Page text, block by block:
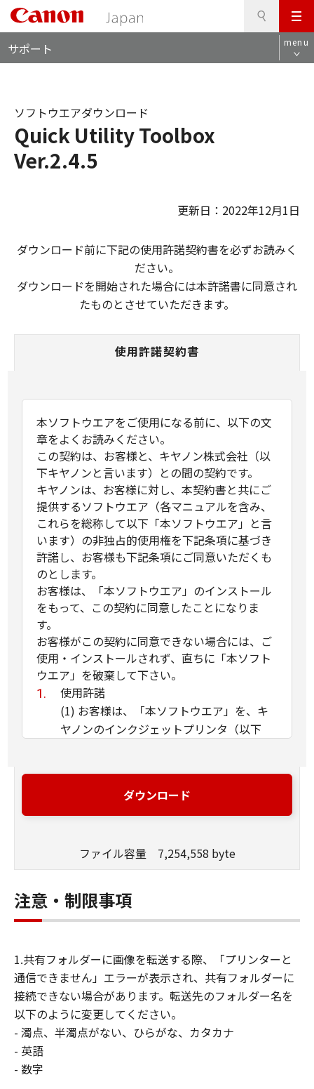
メ
ニ
ュ
サポート menu
Quick Utility Toolbox
Ver.2.4.5
ソフトウエアダウンロード
更新日：2022年12月1日
ダウンロード前に下記の使用許諾契約書を必ずお読みく
ださい。
ダウンロードを開始された場合には本許諾書に同意され
たものとさせていただきます。
使用許諾契約書
本ソフトウエアをご使用になる前に、以下の文
章をよくお読みください。
この契約は、お客様と、キヤノン株式会社（以
下キヤノンと言います）との間の契約です。
キヤノンは、お客様に対し、本契約書と共にご
提供するソフトウエア（各マニュアルを含み、
これらを総称して以下「本ソフトウエア」と言
います）の非独占的使用権を下記条項に基づき
許諾し、お客様も下記条項にご同意いただくも
のとします。
お客様は、「本ソフトウエア」のインストール
をもって、この契約に同意したことになりま
す。
お客様がこの契約に同意できない場合には、ご
使用・インストールされず、直ちに「本ソフト
ウエア」を破棄して下さい。
使用許諾
(1) お客様は、「本ソフトウエア」を、キ
ヤノンのインクジェットプリンタ（以下
とは、「許諾ソフトウエア」をコンピュー
タの記憶媒体上にインストールすること、
と、アクセスすること、読み出すこと、も
しくは実行することのいずれも含むものと
します）することができます。お客様はま
た、お客様が「プリンタ」を使用すること
に、本契約の条件の下で、「許諾ソフトウ
エア」を使用させることができます。その
場合、お客様には、かかる「指定ユーザ」
を本契約の条件に従わせることにつき、す
べての責任を負っていただくものとしま
ダウンロード
ファイル容量 7,254,558 byte
注意・制限事項
1.共有フォルダーに画像を転送する際、「プリンターと
通信できません」エラーが表示され、共有フォルダーに
接続できない場合があります。転送先のフォルダー名を
以下のように変更してください。
- 濁点、半濁点がない、ひらがな、カタカナ
- 英語
- 数字